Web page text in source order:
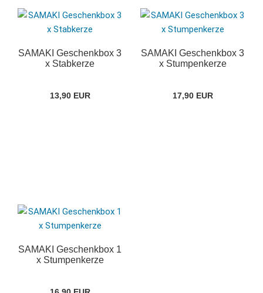
SAMAKI Geschenkbox 3
x Stabkerze
13,90 EUR
SAMAKI Geschenkbox 3
x Stumpenkerze
17,90 EUR
SAMAKI Geschenkbox 1
x Stumpenkerze